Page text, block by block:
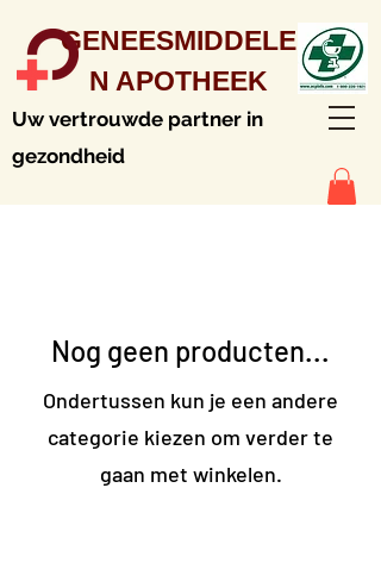
GENEESMIDDELE
N APOTHEEK
Uw vertrouwde partner in
gezondheid
Nog geen producten...
Ondertussen kun je een andere
categorie kiezen om verder te
gaan met winkelen.